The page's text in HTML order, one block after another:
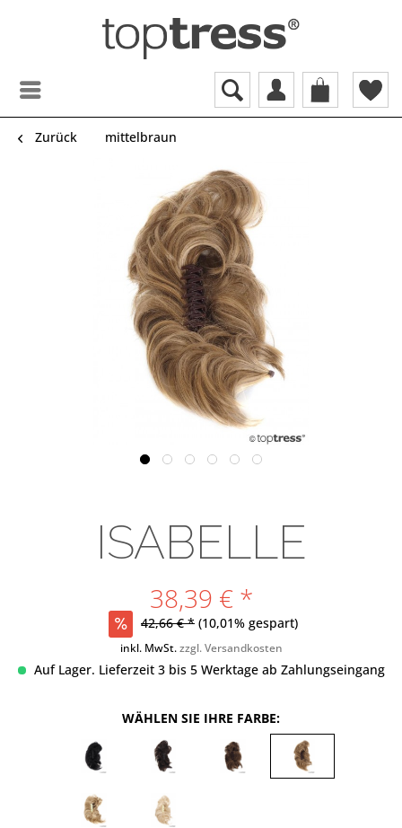
Zurück mittelbraun
ISABELLE
38,39 € *
42,66 € * (10,01% gespart)
inkl. MwSt.zzgl. Versandkosten
Auf Lager. Lieferzeit 3 bis 5 Werktage ab Zahlungseingang
WÄHLEN SIE IHRE FARBE: